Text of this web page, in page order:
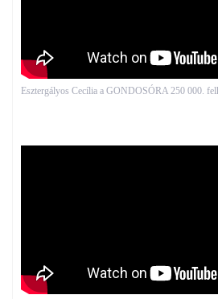
Esztergályos Cecília a GONDOSÓRA 250 000.